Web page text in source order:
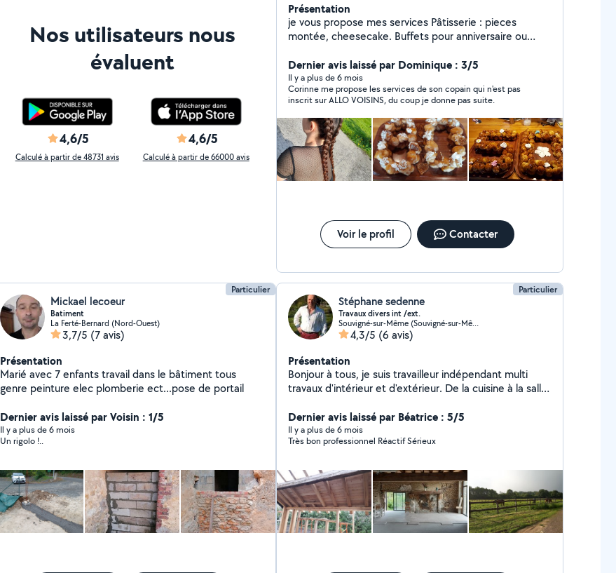
Nos utilisateurs nous
évaluent
4,6/5
Calculé à partir de 48731 avis
4,6/5
Calculé à partir de 66000 avis
Présentation
je vous propose mes services Pâtisserie : pieces
montée, cheesecake. Buffets pour anniversaire ou
Dernier avis laissé par Dominique : 3/5
Il y a plus de 6 mois
Corinne me propose les services de son copain qui n'est pas
inscrit sur ALLO VOISINS, du coup je donne pas suite.
Voir le profil Contacter
Particulier
Mickael lecoeur
Batiment
La Ferté-Bernard (Nord-Ouest)
3,7/5 (7 avis)
Présentation
Marié avec 7 enfants travail dans le bâtiment tous
genre peinture elec plomberie ect...pose de portail
Dernier avis laissé par Voisin : 1/5
Il y a plus de 6 mois
Un rigolo !..
Particulier
Stéphane sedenne
Travaux divers int /ext.
Souvigné-sur-Même (Souvigné-sur-Même)
4,3/5 (6 avis)
Présentation
Bonjour à tous, je suis travailleur indépendant multi
travaux d'intérieur et d'extérieur. De la cuisine à la salle
l'accrochage de tableaux, je suis là pour vous. Pour vos
extérieurs je peux également intervenir.
Dernier avis laissé par Béatrice : 5/5
Il y a plus de 6 mois
Très bon professionnel Réactif Sérieux